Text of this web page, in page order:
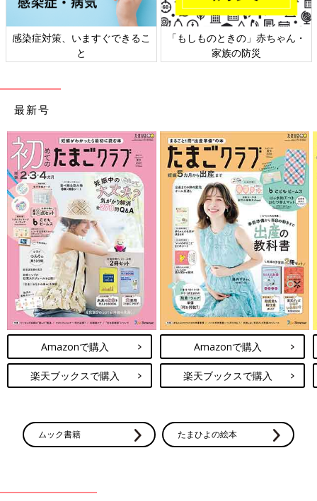
感染症対策、いますぐできるこ
と
「もしものときの」赤ちゃん・
家族の防災
最新号
Amazonで購入
楽天ブックスで購入
Amazonで購入
楽天ブックスで購入
ムック書籍 たまひよの絵本